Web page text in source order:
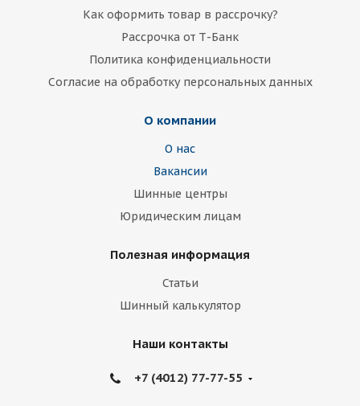
Как оформить товар в рассрочку?
Рассрочка от Т-Банк
Политика конфиденциальности
Согласие на обработку персональных данных
О компании
О нас
Вакансии
Шинные центры
Юридическим лицам
Полезная информация
Статьи
Шинный калькулятор
Наши контакты
+7 (4012) 77-77-55